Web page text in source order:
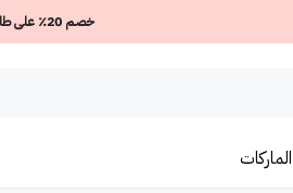
خصم 20٪ على طلبك الأول باستخدام كود NEW20
الماركات